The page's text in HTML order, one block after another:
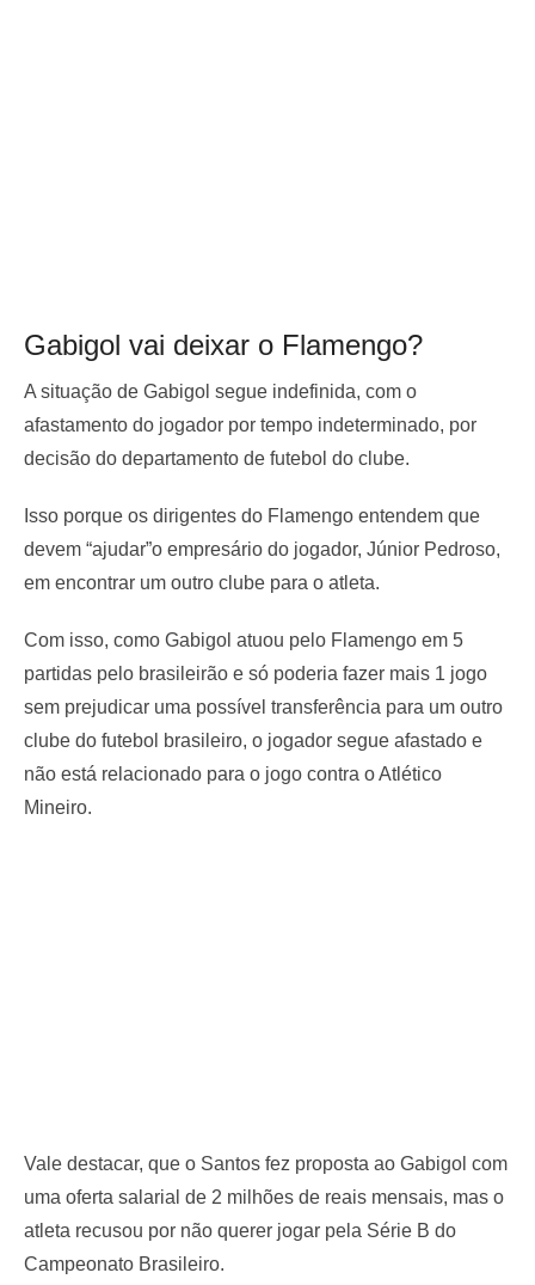
Gabigol vai deixar o Flamengo?
A situação de Gabigol segue indefinida, com o
afastamento do jogador por tempo indeterminado, por
decisão do departamento de futebol do clube.
Isso porque os dirigentes do Flamengo entendem que
devem “ajudar”o empresário do jogador, Júnior Pedroso,
em encontrar um outro clube para o atleta.
Com isso, como Gabigol atuou pelo Flamengo em 5
partidas pelo brasileirão e só poderia fazer mais 1 jogo
sem prejudicar uma possível transferência para um outro
clube do futebol brasileiro, o jogador segue afastado e
não está relacionado para o jogo contra o Atlético
Mineiro.
Vale destacar, que o Santos fez proposta ao Gabigol com
uma oferta salarial de 2 milhões de reais mensais, mas o
atleta recusou por não querer jogar pela Série B do
Campeonato Brasileiro.